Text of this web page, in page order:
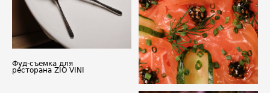
Фуд-съемка для
ресторана ZIO VINI